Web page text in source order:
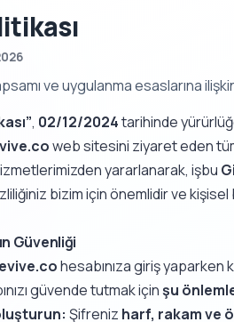
ve uygulanma esaslarına
, 02/12/2024tarihinde
web sitesini ziyaret eden
yararlanarak, işbu
bizim için önemlidir ve
Güvenliği
hesabınıza giriş yaparken
güvende tutmak içinşu
Şifreniz harf, rakam ve